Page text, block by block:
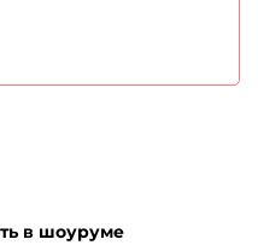
в шоуруме